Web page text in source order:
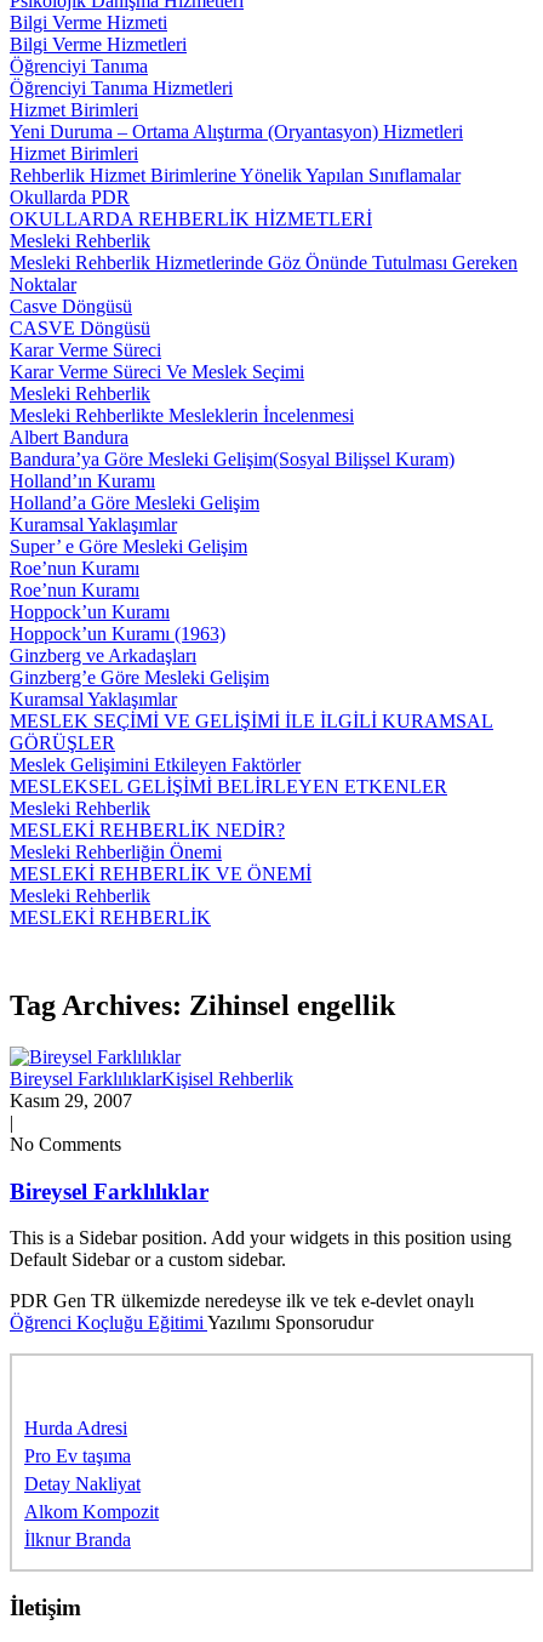
Bilgi Verme Hizmeti
Bilgi Verme Hizmetleri
Öğrenciyi Tanıma
Öğrenciyi Tanıma Hizmetleri
Hizmet Birimleri
Yeni Duruma – Ortama Alıştırma (Oryantasyon) Hizmetleri
Hizmet Birimleri
Rehberlik Hizmet Birimlerine Yönelik Yapılan Sınıflamalar
Okullarda PDR
OKULLARDA REHBERLİK HİZMETLERİ
Mesleki Rehberlik
Mesleki Rehberlik Hizmetlerinde Göz Önünde Tutulması Gereken
Noktalar
Casve Döngüsü
CASVE Döngüsü
Karar Verme Süreci
Karar Verme Süreci Ve Meslek Seçimi
Mesleki Rehberlik
Mesleki Rehberlikte Mesleklerin İncelenmesi
Albert Bandura
Bandura’ya Göre Mesleki Gelişim(Sosyal Bilişsel Kuram)
Holland’ın Kuramı
Holland’a Göre Mesleki Gelişim
Kuramsal Yaklaşımlar
Super’ e Göre Mesleki Gelişim
Roe’nun Kuramı
Roe’nun Kuramı
Hoppock’un Kuramı
Hoppock’un Kuramı (1963)
Ginzberg ve Arkadaşları
Ginzberg’e Göre Mesleki Gelişim
Kuramsal Yaklaşımlar
MESLEK SEÇİMİ VE GELİŞİMİ İLE İLGİLİ KURAMSAL
GÖRÜŞLER
Meslek Gelişimini Etkileyen Faktörler
MESLEKSEL GELİŞİMİ BELİRLEYEN ETKENLER
Mesleki Rehberlik
MESLEKİ REHBERLİK NEDİR?
Mesleki Rehberliğin Önemi
MESLEKİ REHBERLİK VE ÖNEMİ
Mesleki Rehberlik
MESLEKİ REHBERLİK
Tag Archives: Zihinsel engellik
Bireysel FarklılıklarKişisel Rehberlik
Kasım 29, 2007
|
No Comments
Bireysel Farklılıklar
This is a Sidebar position. Add your widgets in this position using
Default Sidebar or a custom sidebar.
PDR Gen TR ülkemizde neredeyse ilk ve tek e-devlet onaylı
Öğrenci Koçluğu Eğitimi Yazılımı Sponsorudur
Hurda Adresi
Pro Ev taşıma
Detay Nakliyat
Alkom Kompozit
İlknur Branda
İletişim